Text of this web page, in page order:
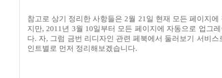
참고로 상기 정리한 사항들은 2월 21 일 현재 모든 페이지에
지만, 2011 년 3월 10일부터 모든 페이지에 자동으로 업그
다. 자, 그럼 금번 리디자인 관련 페북에서 둘러보기 서비스
인트별로 먼저 정리해보겠습니다.